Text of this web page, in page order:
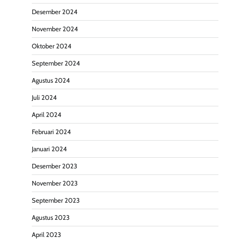
Desember 2024
November 2024
Oktober 2024
September 2024
Agustus 2024
Juli 2024
April 2024
Februari 2024
Januari 2024
Desember 2023
November 2023
September 2023
Agustus 2023
April 2023